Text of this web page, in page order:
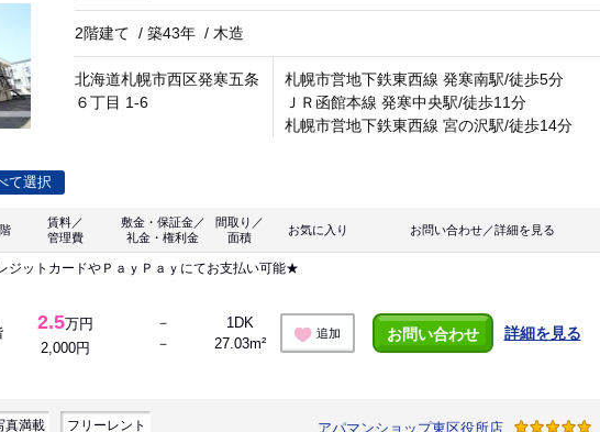
2階建て /築43年 / 木造
北海道札幌市西区発寒五条
６丁目 1-6
札幌市営地下鉄東西線 発寒南駅/徒歩5分
ＪＲ函館本線 発寒中央駅/徒歩11分
札幌市営地下鉄東西線 宮の沢駅/徒歩14分
て選択
賃料／
管理費
敷金・保証金／
礼金・権利金
間取り／
面積
お気に入り お問い合わせ／詳細を見る
ジットカードやＰａｙＰａｙにてお支払い可能★
2.5万円
2,000円
－
－
1DK
27.03m²
追加 お問い合わせ 詳細を見る
真満載 フリーレント アパマンショップ東区役所店